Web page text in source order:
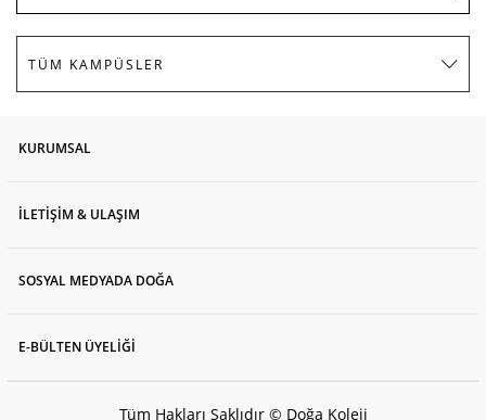
KURUMSAL
İLETİŞİM & ULAŞIM
SOSYAL MEDYADA DOĞA
E-BÜLTEN ÜYELİĞİ
Tüm Hakları Saklıdır © Doğa Koleji